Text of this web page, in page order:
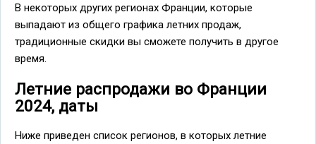
В некоторых других регионах Франции, которые
выпадают из общего графика летних продаж,
традиционные скидки вы сможете получить в другое
время.
Летние распродажи во Франции
2024, даты
Ниже приведен список регионов, в которых летние